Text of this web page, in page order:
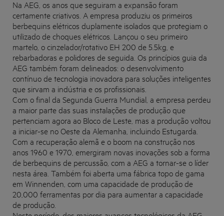
Na AEG, os anos que seguiram a expansão foram
certamente criativos. A empresa produziu os primeiros
berbequins elétricos duplamente isolados que protegiam o
utilizado de choques elétricos. Lançou o seu primeiro
martelo, o cinzelador/rotativo EH 200 de 5.5kg, e
rebarbadoras e polidores de seguida. Os princípios guia da
AEG também foram delineados: o desenvolvimento
contínuo de tecnologia inovadora para soluções inteligentes
que sirvam a indústria e os profissionais.
Com o final da Segunda Guerra Mundial, a empresa perdeu
a maior parte das suas instalações de produção que
pertenciam agora ao Bloco de Leste, mas a produção voltou
a iniciar-se no Oeste da Alemanha, incluindo Estugarda.
Com a recuperação alemã e o boom na construção nos
anos 1960 e 1970, emergiram novas inovações sob a forma
de berbequins de percussão, com a AEG a tornar-se o líder
nesta área. Também foi aberta uma fábrica topo de gama
em Winnenden, com uma capacidade de produção de
20,000 ferramentas por dia para aumentar a capacidade
de produção.